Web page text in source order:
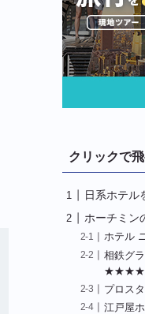
クリックで
日系ホテル
ホーチミン
ホテル
相鉄グ
★★★★
プロス
江戸屋